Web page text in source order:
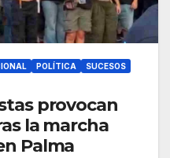
POLÍTICA
SUCESOS
provocan
la marcha
Palma